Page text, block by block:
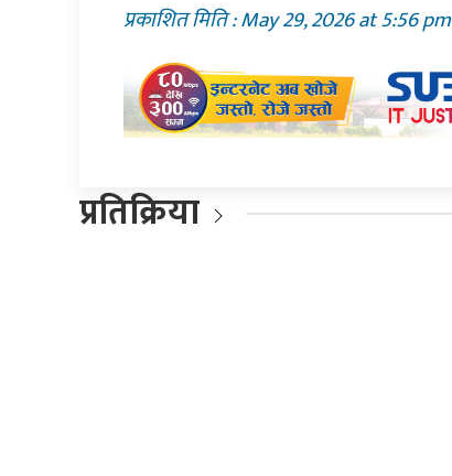
प्रकाशित मिति : May 29, 2026 at 5:56 pm
प्रतिक्रिया